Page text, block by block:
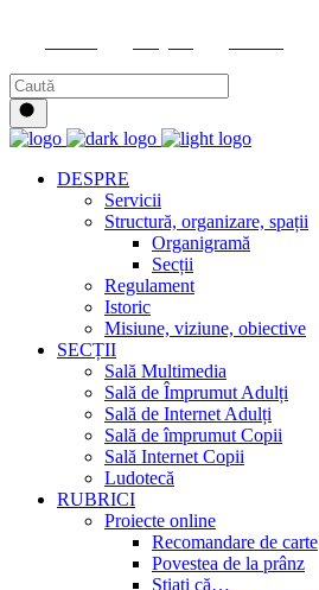
DESPRE
Servicii
Structură, organizare, spații
Organigramă
Secții
Regulament
Istoric
Misiune, viziune, obiective
SECȚII
Sală Multimedia
Sală de Împrumut Adulți
Sală de Internet Adulți
Sală de împrumut Copii
Sală Internet Copii
Ludotecă
RUBRICI
Proiecte online
Recomandare de carte
Povestea de la prânz
Știați că…